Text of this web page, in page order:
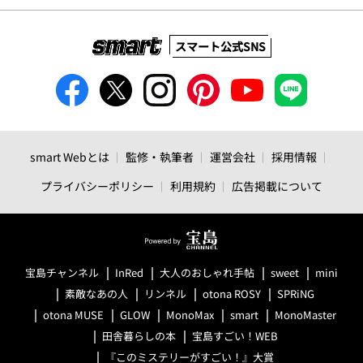
スマート公式SNS
smart Webとは 監修・執筆者 運営会社
採用情報
プライバシーポリシー
利用規約 広告掲載について
宝島チャンネル InRed 大人のおしゃれ手帖 sweet
mini
素敵なあの人
リンネル otona ROSY
SPRiNG
otona MUSE
GLOW MonoMax smart
MonoMaster
田舎暮らしの本
宝島すごい！WEB
『このミステリーがすごい！』大賞